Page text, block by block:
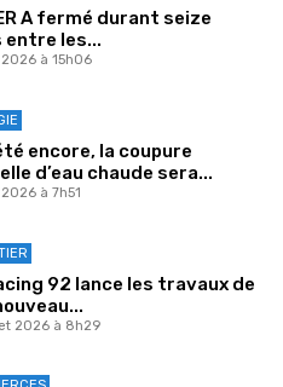
A fermé durant seize
entre les...
à 15h06
encore, la coupure
d’eau chaude sera...
à 7h51
92 lance les travaux de
2026 à 8h29